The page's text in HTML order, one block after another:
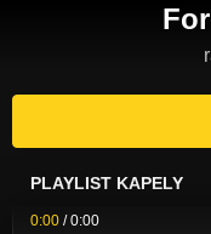
PLAYLIST KAPELY
0:00 /0:00